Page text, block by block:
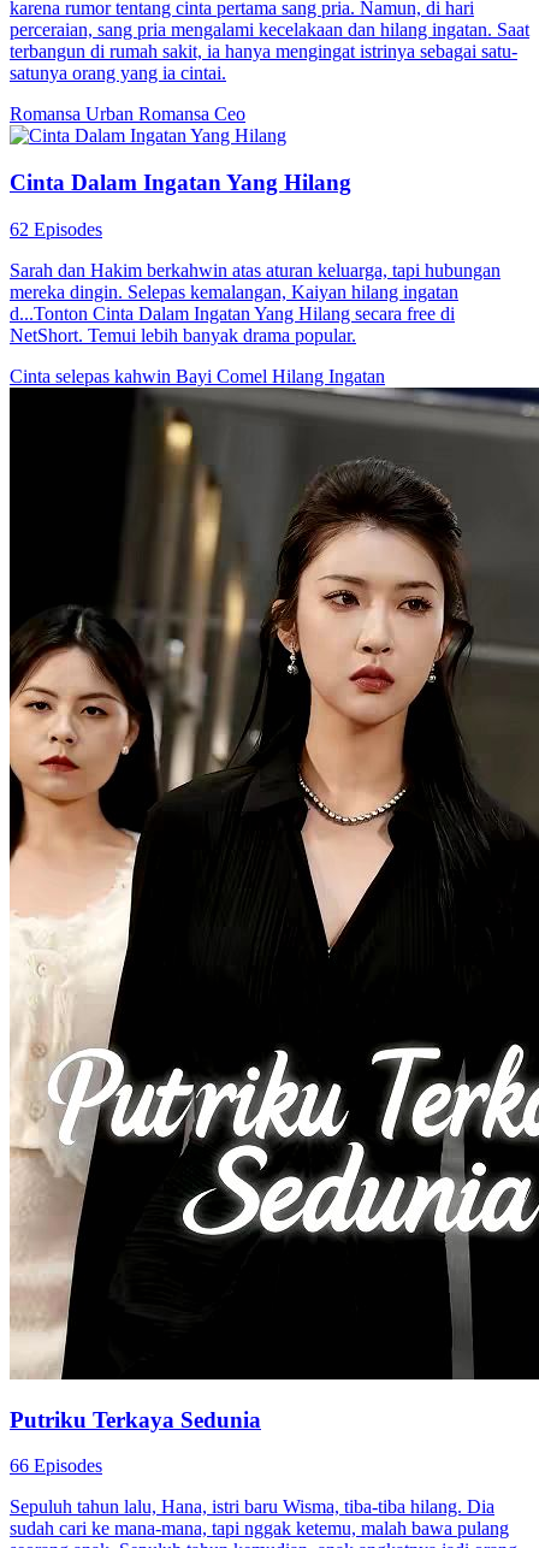
Anak Manis yang Hilang Ingatan
64 Episodes
Setelah tiga tahun menikah kontrak, sang wanita memilih berpisah
karena rumor tentang cinta pertama sang pria. Namun, di hari
perceraian, sang pria mengalami kecelakaan dan hilang ingatan. Saat
terbangun di rumah sakit, ia hanya mengingat istrinya sebagai satu-
satunya orang yang ia cintai.
Romansa UrbanRomansaCeo
Cinta Dalam Ingatan Yang Hilang
62 Episodes
Sarah dan Hakim berkahwin atas aturan keluarga, tapi hubungan
mereka dingin. Selepas kemalangan, Kaiyan hilang ingatan
d...Tonton Cinta Dalam Ingatan Yang Hilang secara free di
NetShort. Temui lebih banyak drama popular.
Cinta selepas kahwin